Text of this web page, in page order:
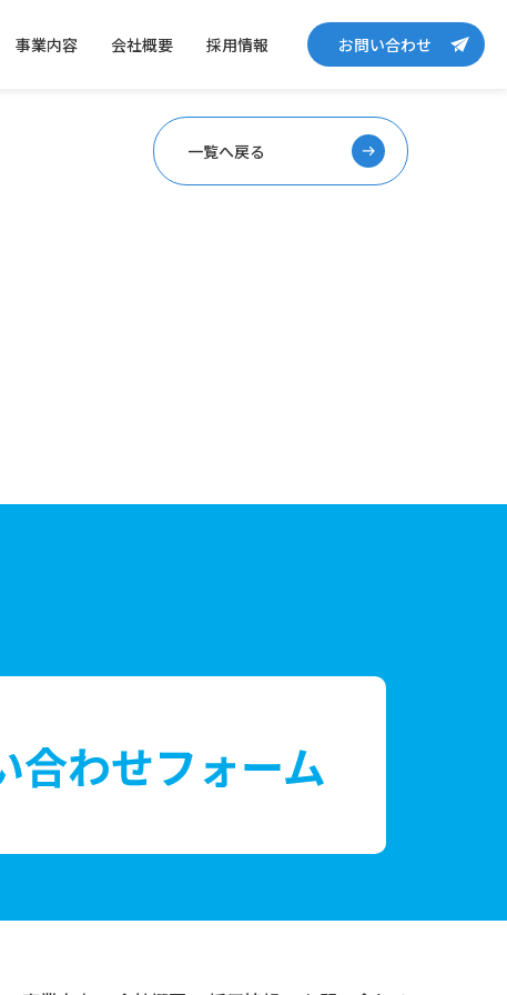
事業内容 会社概要 採用情報 お問い合わせ
一覧へ戻る